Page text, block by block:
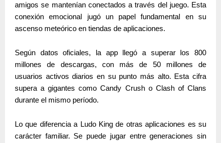
amigos se mantenían conectados a través del juego. Esta
conexión emocional jugó un papel fundamental en su
ascenso meteórico en tiendas de aplicaciones.
Según datos oficiales, la app llegó a superar los 800
millones de descargas, con más de 50 millones de
usuarios activos diarios en su punto más alto. Esta cifra
supera a gigantes como Candy Crush o Clash of Clans
durante el mismo período.
Lo que diferencia a Ludo King de otras aplicaciones es su
carácter familiar. Se puede jugar entre generaciones sin